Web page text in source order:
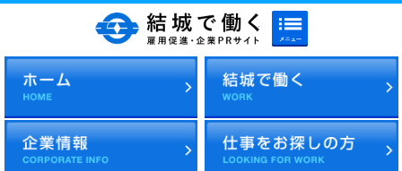
結城で働く 雇用促進・